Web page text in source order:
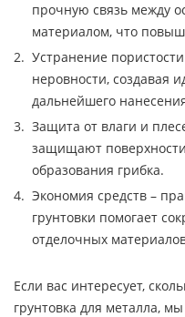
прочную связь между
материалом, что
Устранение
неровности, создавая
дальнейшего
Защита от влаги и
защищают
образования грибка.
Экономия средств –
грунтовки помогает
отделочных
Если вас интересует,
грунтовка для металла,